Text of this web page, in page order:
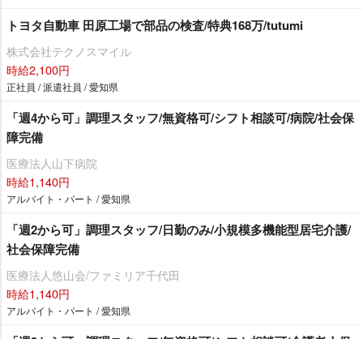
トヨタ自動車 田原工場で部品の検査/特典168万/tutumi
株式会社テクノスマイル
時給2,100円
正社員 / 派遣社員 / 愛知県
「週4から可」調理スタッフ/無資格可/シフト相談可/病院/社会保
障完備
医療法人山下病院
時給1,140円
アルバイト・パート / 愛知県
「週2から可」調理スタッフ/日勤のみ/小規模多機能型居宅介護/
社会保障完備
医療法人悠山会/ファミリア千代田
時給1,140円
アルバイト・パート / 愛知県